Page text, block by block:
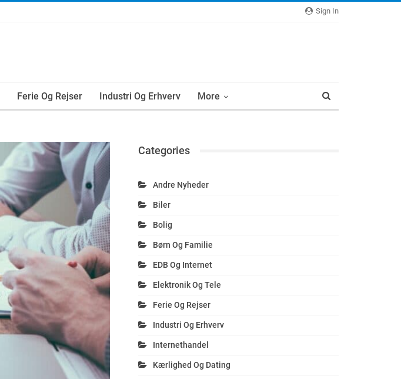
Sign In
Ferie Og Rejser Industri Og Erhverv More
Categories
Andre Nyheder
Biler
Bolig
Børn Og Familie
EDB Og Internet
Elektronik Og Tele
Ferie Og Rejser
Industri Og Erhverv
Internethandel
Kærlighed Og Dating